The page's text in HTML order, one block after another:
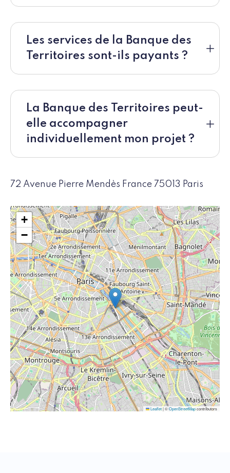
Les services de la Banque des
Territoires sont-ils payants ?
La Banque des Territoires peut-
elle accompagner
individuellement mon projet ?
72 Avenue Pierre Mendès France 75013 Paris
+
−
Leaflet|©OpenStreetMapcontributors